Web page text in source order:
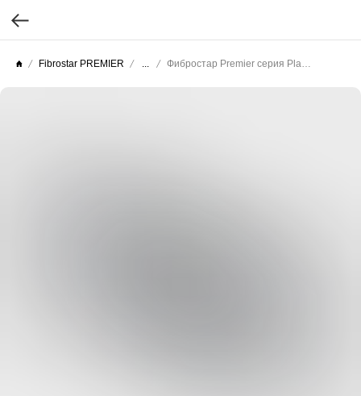
Fibrostar PREMIER ... Фибростар Premier серия Planck (Целлюлоза текстурированная) КС 64 Синяя Ночь 3000х200х10мм